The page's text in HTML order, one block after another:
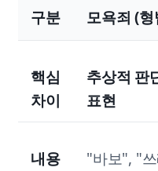
구분 모욕죄 (
핵심
차이
추상적 판
표현
내용
"바보", "